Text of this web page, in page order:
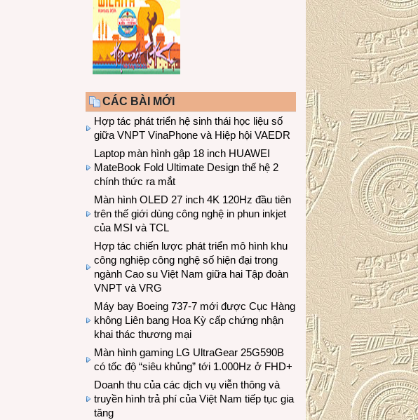
CÁC BÀI MỚI
Hợp tác phát triển hệ sinh thái học liệu số
giữa VNPT VinaPhone và Hiệp hội VAEDR
Laptop màn hình gập 18 inch HUAWEI
MateBook Fold Ultimate Design thế hệ 2
chính thức ra mắt
Màn hình OLED 27 inch 4K 120Hz đầu tiên
trên thế giới dùng công nghệ in phun inkjet
của MSI và TCL
Hợp tác chiến lược phát triển mô hình khu
công nghiệp công nghệ số hiện đại trong
ngành Cao su Việt Nam giữa hai Tập đoàn
VNPT và VRG
Máy bay Boeing 737-7 mới được Cục Hàng
không Liên bang Hoa Kỳ cấp chứng nhận
khai thác thương mại
Màn hình gaming LG UltraGear 25G590B
có tốc độ “siêu khủng” tới 1.000Hz ở FHD+
Doanh thu của các dịch vụ viễn thông và
truyền hình trả phí của Việt Nam tiếp tục gia
tăng